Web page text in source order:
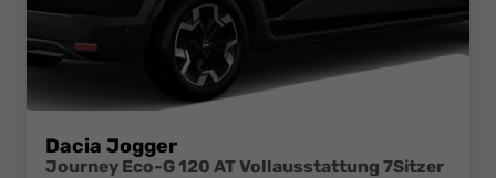
Dacia Jogger
Journey Eco-G 120 AT Vollausstattung 7Sitzer